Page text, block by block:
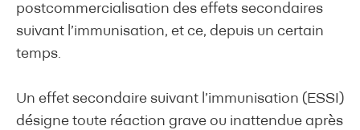
postcommercialisation des effets secondaires
suivant l’immunisation, et ce, depuis un certain
temps.
Un effet secondaire suivant l’immunisation (ESSI)
désigne toute réaction grave ou inattendue après